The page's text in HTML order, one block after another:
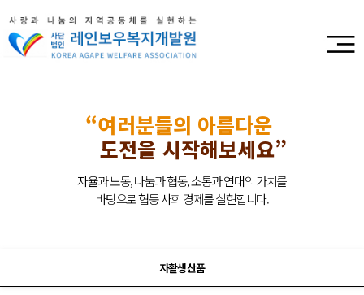
“여러분들의 아름다운
도전을 시작해보세요”
자율과 노동, 나눔과 협동, 소통과 연대의 가치를
바탕으로 협동 사회 경제를 실현합니다.
자활생산품